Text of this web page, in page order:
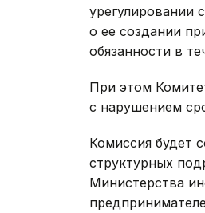
урегулировании
о ее создании
обязанности в
При этом
с нарушением
Комиссия будет
структурных
Министерства